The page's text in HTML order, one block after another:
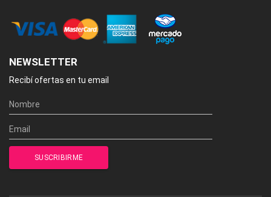
NEWSLETTER
Recibí ofertas en tu email